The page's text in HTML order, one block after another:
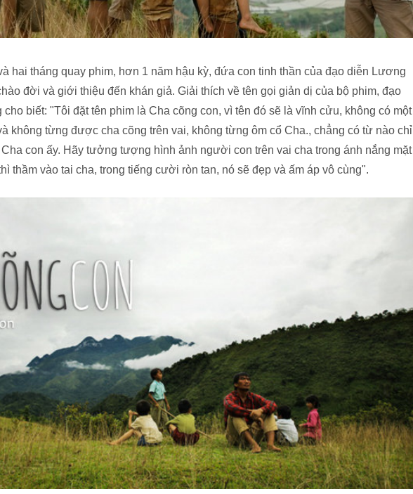
hai tháng quay phim, hơn 1 năm hậu kỳ, đứa con tinh thần của đạo diễn Lương
đời và giới thiệu đến khán giả. Giải thích về tên gọi giản dị của bộ phim, đạo
biết: "Tôi đặt tên phim là Cha cõng con, vì tên đó sẽ là vĩnh cửu, không có một
không từng được cha cõng trên vai, không từng ôm cổ Cha., chẳng có từ nào chỉ
con ấy. Hãy tưởng tượng hình ảnh người con trên vai cha trong ánh nắng mặt
thầm vào tai cha, trong tiếng cười ròn tan, nó sẽ đẹp và ấm áp vô cùng".